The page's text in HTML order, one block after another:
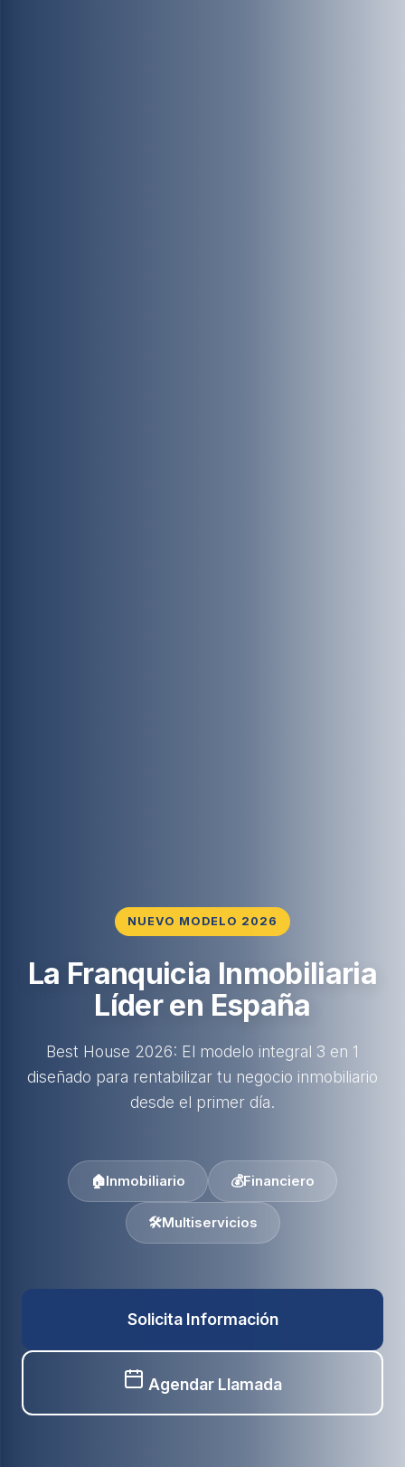
NUEVO MODELO 2026
La Franquicia Inmobiliaria
Líder en España
Best House 2026: El modelo integral 3 en 1
diseñado para rentabilizar tu negocio inmobiliario
desde el primer día.
🏠Inmobiliario 💰Financiero
🛠️Multiservicios
Solicita Información
Agendar Llamada